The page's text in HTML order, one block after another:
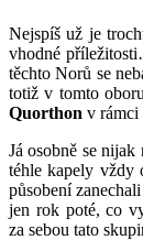
Nejspíš už je
vhodné
těchto Norů se
totiž v tomto
Quorthon v rámci
Já osobně se
téhle kapely vždy
působení
jen rok poté, co
za sebou tato